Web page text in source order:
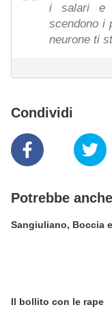
i salari e
scendono i
neurone ti
Condividi
Potrebbe
Sangiuliano, Boccia
Il bollito con le rape